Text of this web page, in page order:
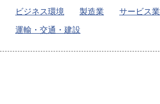
ビジネス環境
製造業 サービス業
運輸・交通・建設